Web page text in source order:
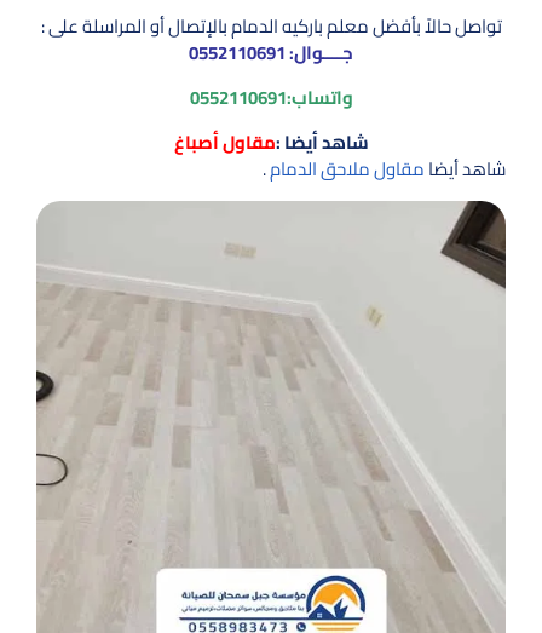
تواصل حالاً بأفضل معلم باركيه الدمام بالإتصال أو المراسلة على :
جــــوال:0552110691
واتساب:0552110691
شاهد أيضا :مقاول أصباغ
شاهد أيضامقاول ملاحق الدمام.